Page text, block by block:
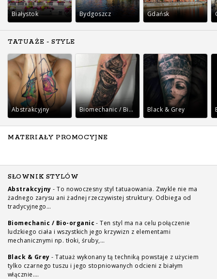
Białystok Bydgoszcz Gdańsk
TATUAŻE - STYLE
Abstrakcyjny Biomechanic / Bio-organic Black & Grey
MATERIAŁY PROMOCYJNE
SŁOWNIK STYLÓW
Abstrakcyjny - To nowoczesny styl tatuaowania. Zwykle nie ma
żadnego zarysu ani żadnej rzeczywistej struktury. Odbiega od
tradycyjnego…
Biomechanic / Bio-organic - Ten styl ma na celu połączenie
ludzkiego ciała i wszystkich jego krzywizn z elementami
mechanicznymi np. tłoki, śruby,…
Black & Grey - Tatuaż wykonany tą techniką powstaje z użyciem
tylko czarnego tuszu i jego stopniowanych odcieni z białym
włącznie.…